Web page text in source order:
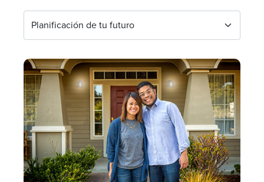
Tasas
Artículos de educación
Planificación de tu futuro